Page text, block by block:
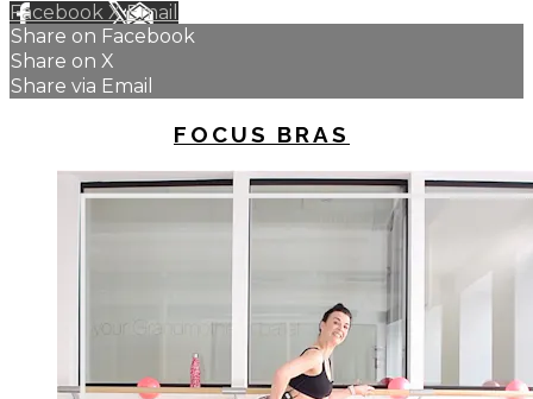
Facebook XEmail
Share on Facebook
Share on X
Share via Email
FOCUS BRAS